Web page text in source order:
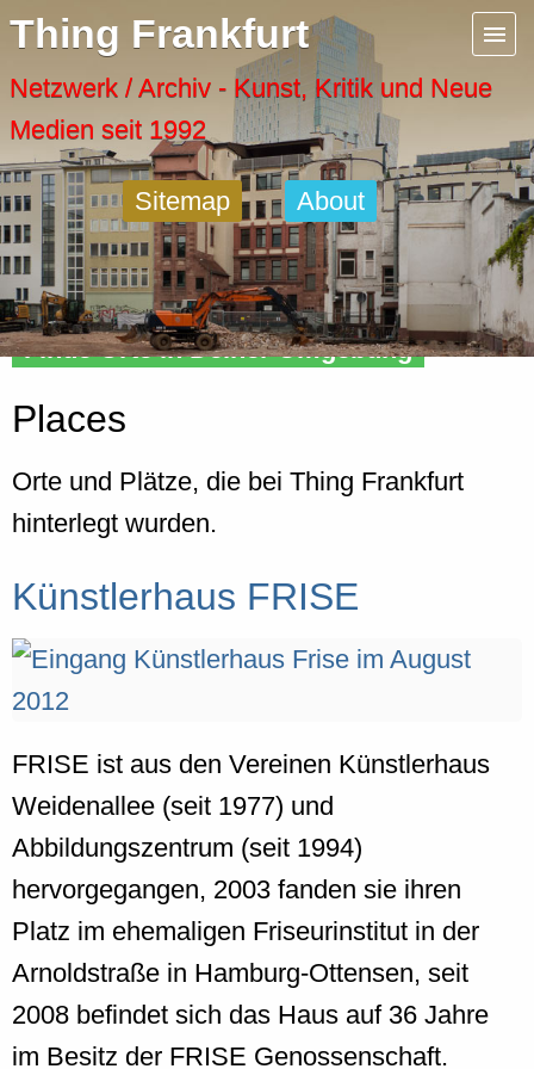
Thing Frankfurt
Netzwerk / Archiv - Kunst, Kritik und Neue
Medien seit 1992
Sitemap About
Finde Orte in Deiner Umgebung
Places
Orte und Plätze, die bei Thing Frankfurt
hinterlegt wurden.
Künstlerhaus FRISE
FRISE ist aus den Vereinen Künstlerhaus
Weidenallee (seit 1977) und
Abbildungszentrum (seit 1994)
hervorgegangen, 2003 fanden sie ihren
Platz im ehemaligen Friseurinstitut in der
Arnoldstraße in Hamburg-Ottensen, seit
2008 befindet sich das Haus auf 36 Jahre
im Besitz der FRISE Genossenschaft.
Menu
Artspaces
Cool Places
Frankfurt Diary
Activity
Recent Posts
Home